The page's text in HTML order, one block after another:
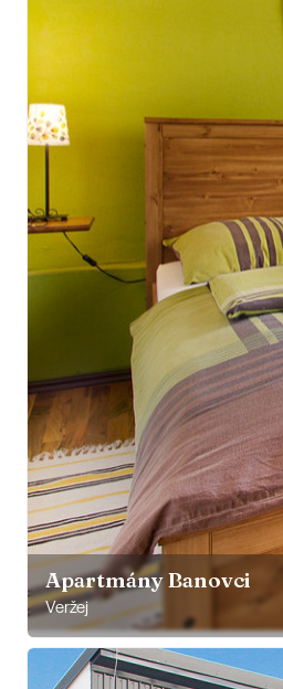
Apartmány Banovci
Veržej